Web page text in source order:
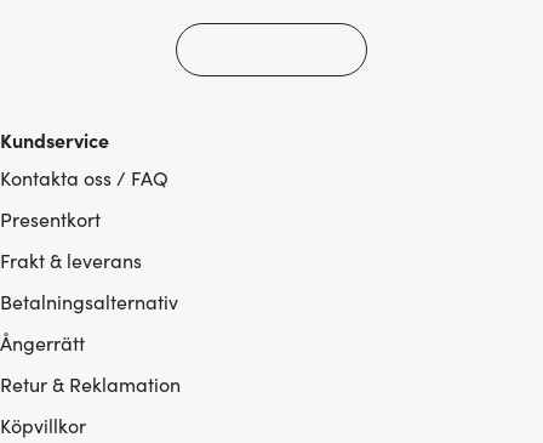
Kundservice
Kontakta oss / FAQ
Presentkort
Frakt & leverans
Betalningsalternativ
Ångerrätt
Retur & Reklamation
Köpvillkor